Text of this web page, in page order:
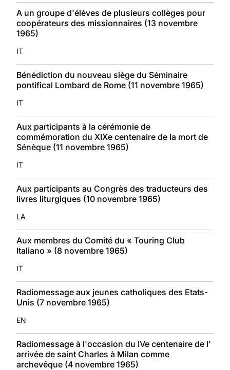
A un groupe d'élèves de plusieurs collèges pour
coopérateurs des missionnaires (13 novembre
1965)
IT
Bénédiction du nouveau siège du Séminaire
pontifical Lombard de Rome (11 novembre 1965)
IT
Aux participants à la cérémonie de
commémoration du XIXe centenaire de la mort de
Sénèque (11 novembre 1965)
IT
Aux participants au Congrès des traducteurs des
livres liturgiques (10 novembre 1965)
LA
Aux membres du Comité du « Touring Club
Italiano » (8 novembre 1965)
IT
Radiomessage aux jeunes catholiques des Etats-
Unis (7 novembre 1965)
EN
Radiomessage à l'occasion du IVe centenaire de l'
arrivée de saint Charles à Milan comme
archevêque (4 novembre 1965)